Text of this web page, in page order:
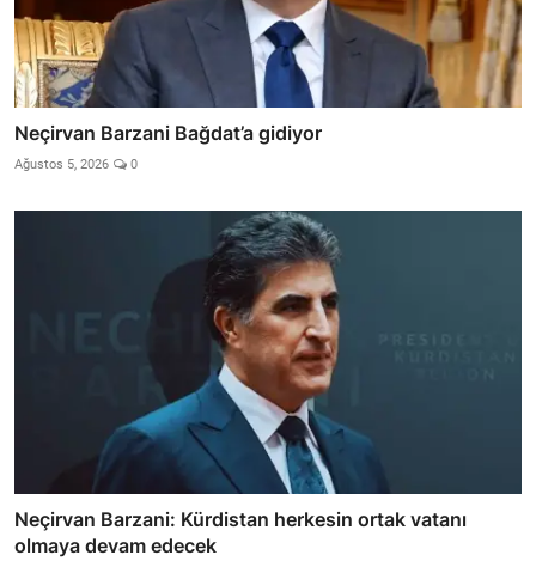
Neçirvan Barzani Bağdat’a gidiyor
Ağustos 5, 2026 0
Neçirvan Barzani: Kürdistan herkesin ortak vatanı
olmaya devam edecek